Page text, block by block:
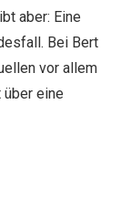
aber: Eine
Bei Bert
vor allem
über eine